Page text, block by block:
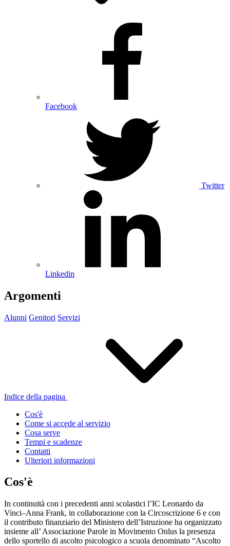
Facebook
Twitter
Linkedin
Argomenti
Alunni Genitori Servizi
Indice della pagina
Cos'è
Come si accede al servizio
Cosa serve
Tempi e scadenze
Contatti
Ulteriori informazioni
Cos'è
In continuità con i precedenti anni scolastici l’IC Leonardo da
Vinci–Anna Frank, in collaborazione con la Circoscrizione 6 e con
il contributo finanziario del Ministero dell’Istruzione ha organizzato
insieme all’ Associazione Parole in Movimento Onlus la presenza
dello sportello di ascolto psicologico a scuola denominato “Ascolto